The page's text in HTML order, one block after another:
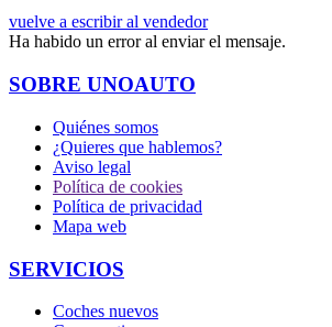
vuelve a escribir al vendedor
Ha habido un error al enviar el mensaje.
SOBRE UNOAUTO
Quiénes somos
¿Quieres que hablemos?
Aviso legal
Política de cookies
Política de privacidad
Mapa web
SERVICIOS
Coches nuevos